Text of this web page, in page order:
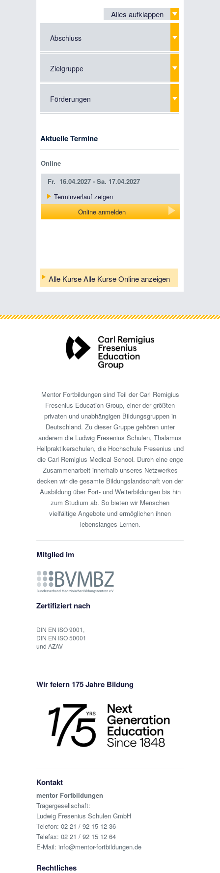
Alles aufklappen
Abschluss
Zielgruppe
Förderungen
Aktuelle Termine
Online
Fr. 16.04.2027 - Sa. 17.04.2027
Terminverlauf zeigen
Online anmelden
Alle Kurse Alle Kurse Online anzeigen
Mentor Fortbildungen sind Teil der Carl Remigius
Fresenius Education Group, einer der größten
privaten und unabhängigen Bildungsgruppen in
Deutschland. Zu dieser Gruppe gehören unter
anderem die Ludwig Fresenius Schulen, Thalamus
Heilpraktikerschulen, die Hochschule Fresenius und
die Carl Remigius Medical School. Durch eine enge
Zusammenarbeit innerhalb unseres Netzwerkes
decken wir die gesamte Bildungslandschaft von der
Ausbildung über Fort- und Weiterbildungen bis hin
zum Studium ab. So bieten wir Menschen
vielfältige Angebote und ermöglichen ihnen
lebenslanges Lernen.
Mitglied im
Zertifiziert nach
DIN EN ISO 9001,
DIN EN ISO 50001
und AZAV
Wir feiern 175 Jahre Bildung
Kontakt
mentor Fortbildungen
Trägergesellschaft:
Ludwig Fresenius Schulen GmbH
Telefon: 02 21 / 92 15 12 36
Telefax: 02 21 / 92 15 12 64
E-Mail: info@mentor-fortbildungen.de
Rechtliches